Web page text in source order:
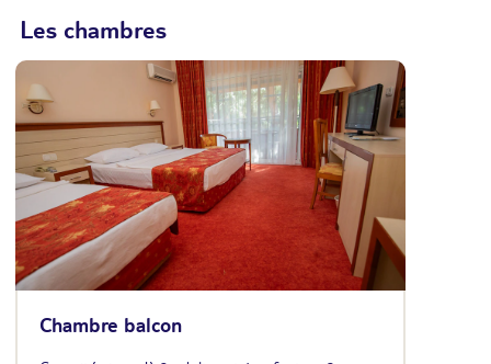
Les chambres
Chambre balcon